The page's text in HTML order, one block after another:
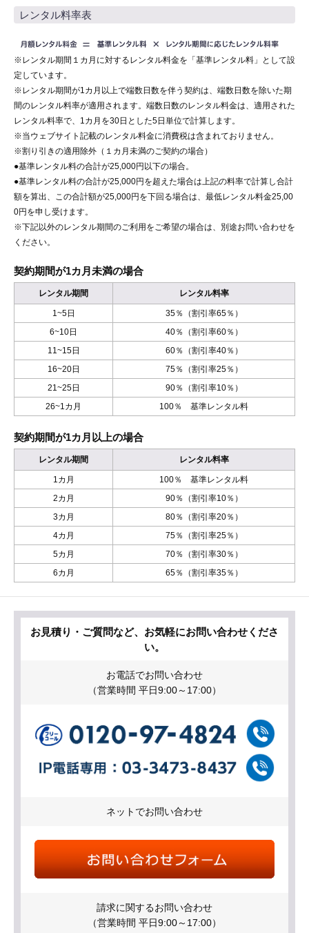
レンタル料率表
※レンタル期間１カ月に対するレンタル料金を「基準レンタル料」として設
定しています。
※レンタル期間が1カ月以上で端数日数を伴う契約は、端数日数を除いた期
間のレンタル料率が適用されます。端数日数のレンタル料金は、適用された
レンタル料率で、1カ月を30日とした5日単位で計算します。
※当ウェブサイト記載のレンタル料金に消費税は含まれておりません。
※割り引きの適用除外（１カ月未満のご契約の場合）
●基準レンタル料の合計が25,000円以下の場合。
●基準レンタル料の合計が25,000円を超えた場合は上記の料率で計算し合計
額を算出、この合計額が25,000円を下回る場合は、最低レンタル料金25,00
0円を申し受けます。
※下記以外のレンタル期間のご利用をご希望の場合は、別途お問い合わせを
ください。
契約期間が1カ月未満の場合
レンタル期間 レンタル料率
1~5日
35％（割引率65％）
6~10日
40％（割引率60％）
11~15日
60％（割引率40％）
16~20日
75％（割引率25％）
21~25日
90％（割引率10％）
26~1カ月
100％ 基準レンタル料
契約期間が1カ月以上の場合
レンタル期間 レンタル料率
1カ月
100％ 基準レンタル料
2カ月
90％（割引率10％）
3カ月
80％（割引率20％）
4カ月
75％（割引率25％）
5カ月
70％（割引率30％）
6カ月
65％（割引率35％）
お見積り・ご質問など、お気軽にお問い合わせくださ
い。
お電話でお問い合わせ
（営業時間 平日9:00～17:00）
ネットでお問い合わせ
請求に関するお問い合わせ
（営業時間 平日9:00～17:00）